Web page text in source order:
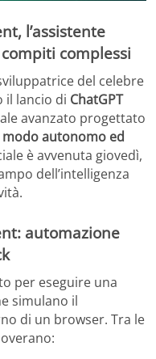
, l’assistente
complessi
del celebre
il lancio di ChatGPT
avanzato progettato
autonomo ed
è avvenuta giovedì,
dell’intelligenza
automazione
per eseguire una
simulano il
di un browser. Tra le